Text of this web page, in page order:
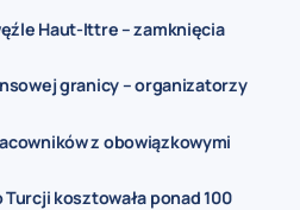
Haut-Ittre – zamknięcia
granicy – organizatorzy
z obowiązkowymi
kosztowała ponad 100